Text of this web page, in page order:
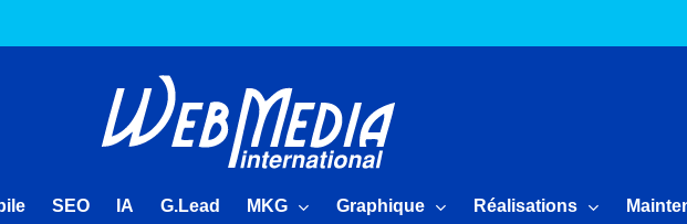
SEO IA G.Lead MKG Graphique Réalisations